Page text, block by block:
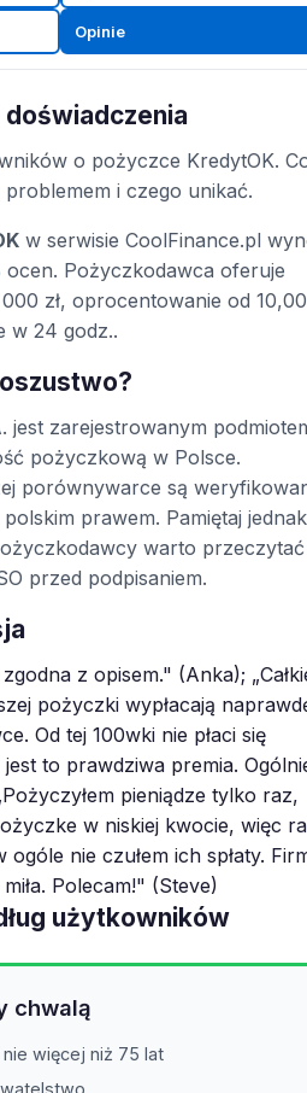
Opinie
o pożyczce KredytOK.
i czego unikać.
w serwisie CoolFinance.pl
ocen. Pożyczkodawca oferuje
zł, oprocentowanie od
w 24 godz..
jest zarejestrowanym
pożyczkową w Polsce.
porównywarce są
prawem. Pamiętaj
warto przeczytać
przed podpisaniem.
z opisem." (Anka);
pożyczki wypłacają
Od tej 100wki nie płaci się
to prawdziwa premia.
pieniądze tylko raz,
w niskiej kwocie, więc
ogóle nie czułem ich spłaty.
Polecam!" (Steve)
użytkowników
chwalą
więcej niż 75 lat